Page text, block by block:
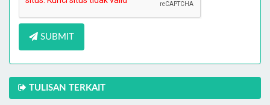
SUBMIT
TULISAN TERKAIT